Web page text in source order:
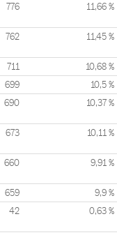
776 11,66 %
762 11,45 %
711 10,68 %
699 10,5 %
690 10,37 %
673 10,11 %
660 9,91 %
659 9,9 %
42 0,63 %